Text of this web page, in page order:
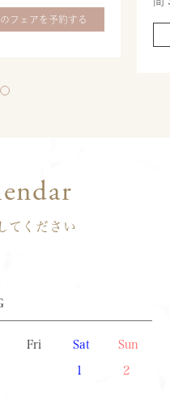
フェアを予約する
てください
Fri Sat Sun
1 2